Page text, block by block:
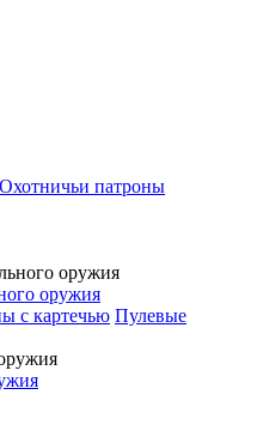
Охотничьи патроны
оружия
с картечью Пулевые